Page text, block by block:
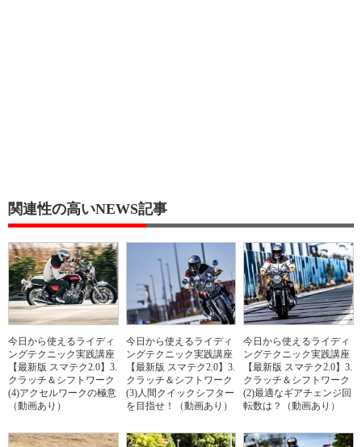
関連性の高いNEWS記事
今日から使えるライディ
ングテクニック実践講座
【最新版 スマテク2.0】3.
クラッチ＆シフトワーク
(4)アクセルワークの極意
（動画あり）
今日から使えるライディ
ングテクニック実践講座
【最新版 スマテク2.0】3.
クラッチ＆シフトワーク
(3)人間クイックシフター
を目指せ！（動画あり）
今日から使えるライディ
ングテクニック実践講座
【最新版 スマテク2.0】3.
クラッチ＆シフトワーク
(2)最適なギアチェンジ回
転数は？（動画あり）